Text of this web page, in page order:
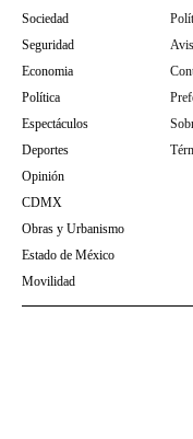
Sociedad
Seguridad
Economia
Política
Espectáculos
Deportes
Opinión
CDMX
Obras y Urbanismo
Estado de México
Movilidad